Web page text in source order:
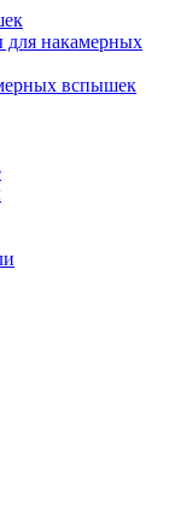
для накамерных
вспышек